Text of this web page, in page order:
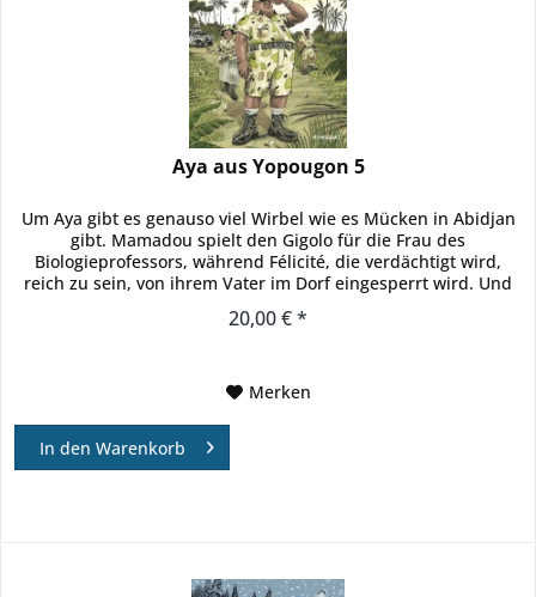
Aya aus Yopougon 5
Um Aya gibt es genauso viel Wirbel wie es Mücken in Abidjan
gibt. Mamadou spielt den Gigolo für die Frau des
Biologieprofessors, während Félicité, die verdächtigt wird,
reich zu sein, von ihrem Vater im Dorf eingesperrt wird. Und
20,00 € *
Merken
In den Warenkorb